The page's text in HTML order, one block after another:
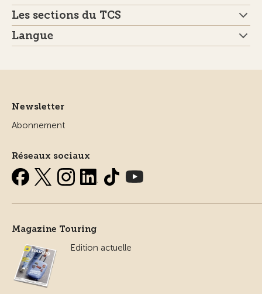
Les sections du TCS
Langue
Newsletter
Abonnement
Réseaux sociaux
Magazine Touring
Edition actuelle